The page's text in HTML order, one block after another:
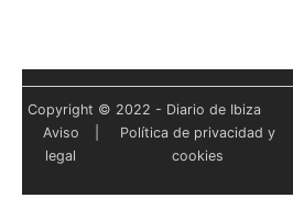
Copyright © 2022 - Diario de Ibiza
Aviso
legal
Política de privacidad y
cookies